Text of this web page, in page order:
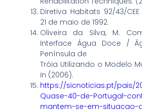
Diretiva Habitats 92/43/
21 de maio de 1992.
Oliveira da Silva, M.
Interface Água Doce /
Península de
Tróia Utilizando o Modelo
in (2006).
https://sicnoticias.pt/pais/
Quase-40-de-Portugal-
mantem-se-em-situacao-